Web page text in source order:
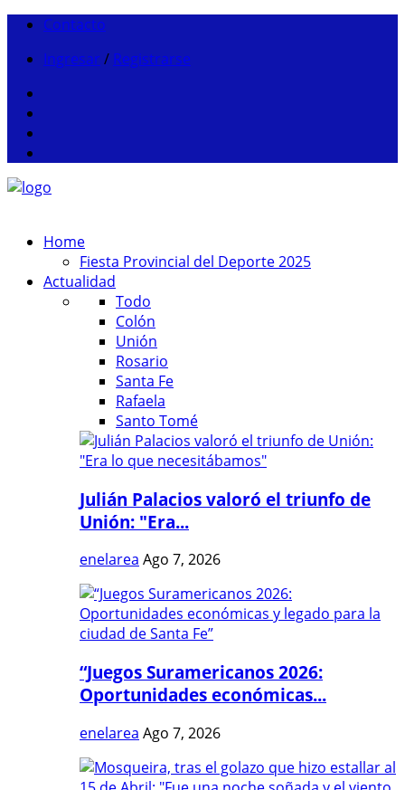
Contacto
Ingresar / Registrarse
Home
Fiesta Provincial del Deporte 2025
Actualidad
Todo
Colón
Unión
Rosario
Santa Fe
Rafaela
Santo Tomé
Julián Palacios valoró el triunfo de
Unión: "Era...
enelarea Ago 7, 2026
“Juegos Suramericanos 2026:
Oportunidades económicas...
enelarea Ago 7, 2026